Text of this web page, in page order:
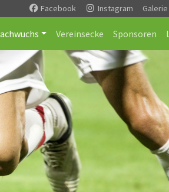
Facebook Instagram Galerie
Vereinsecke Sponsoren